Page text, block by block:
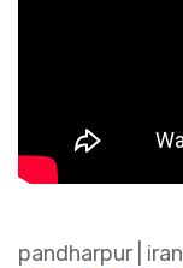
pandharpur| iran